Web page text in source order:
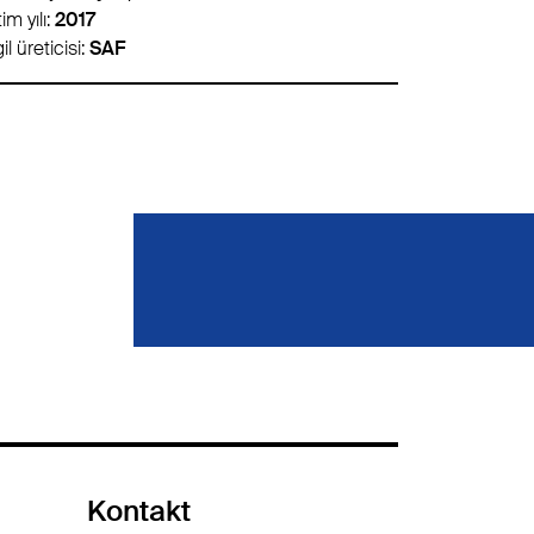
yılı:2006
üreticisi:SMB
Kontakt